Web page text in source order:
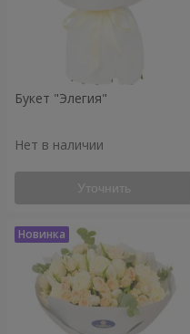
Букет "Элегия"
Нет в наличии
Уточнить